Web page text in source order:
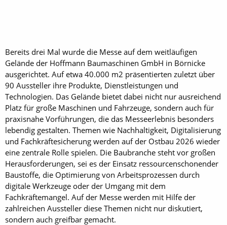
Bereits drei Mal wurde die Messe auf dem weitläufigen
Gelände der Hoffmann Baumaschinen GmbH in Börnicke
ausgerichtet. Auf etwa 40.000 m2 präsentierten zuletzt über
90 Aussteller ihre Produkte, Dienstleistungen und
Technologien. Das Gelände bietet dabei nicht nur ausreichend
Platz für große Maschinen und Fahrzeuge, sondern auch für
praxisnahe Vorführungen, die das Messeerlebnis besonders
lebendig gestalten. Themen wie Nachhaltigkeit, Digitalisierung
und Fachkräftesicherung werden auf der Ostbau 2026 wieder
eine zentrale Rolle spielen. Die Baubranche steht vor großen
Herausforderungen, sei es der Einsatz ressourcenschonender
Baustoffe, die Optimierung von Arbeitsprozessen durch
digitale Werkzeuge oder der Umgang mit dem
Fachkräftemangel. Auf der Messe werden mit Hilfe der
zahlreichen Aussteller diese Themen nicht nur diskutiert,
sondern auch greifbar gemacht.